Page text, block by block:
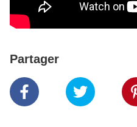
Partager